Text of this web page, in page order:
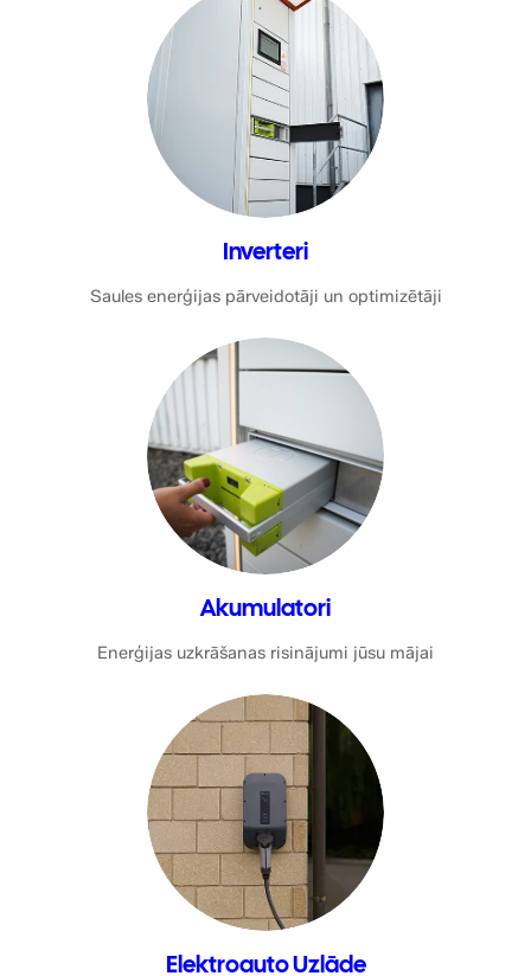
Inverteri
Saules enerģijas pārveidotāji un optimizētāji
Akumulatori
Enerģijas uzkrāšanas risinājumi jūsu mājai
Elektroauto Uzlāde